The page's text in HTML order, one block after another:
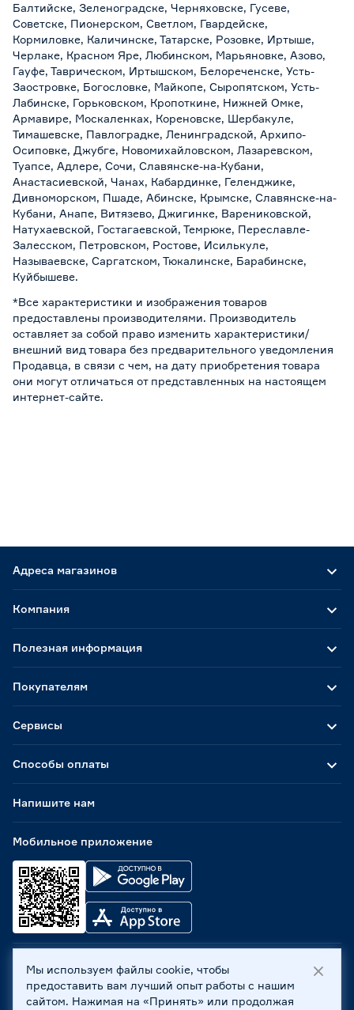
Балтийске, Зеленоградске, Черняховске, Гусеве,
Советске, Пионерском, Светлом, Гвардейске,
Кормиловке, Каличинске, Татарске, Розовке, Иртыше,
Черлаке, Красном Яре, Любинском, Марьяновке, Азово,
Гауфе, Таврическом, Иртышском, Белореченске, Усть-
Заостровке, Богословке, Майкопе, Сыропятском, Усть-
Лабинске, Горьковском, Кропоткине, Нижней Омке,
Армавире, Москаленках, Кореновске, Шербакуле,
Тимашевске, Павлоградке, Ленинградской, Архипо-
Осиповке, Джубге, Новомихайловском, Лазаревском,
Туапсе, Адлере, Сочи, Славянске-на-Кубани,
Анастасиевской, Чанах, Кабардинке, Геленджике,
Дивноморском, Пшаде, Абинске, Крымске, Славянске-на-
Кубани, Анапе, Витязево, Джигинке, Варениковской,
Натухаевской, Гостагаевской, Темрюке, Переславле-
Залесском, Петровском, Ростове, Исилькуле,
Называевске, Саргатском, Тюкалинске, Барабинске,
Куйбышеве.
*Все характеристики и изображения товаров
предоставлены производителями. Производитель
оставляет за собой право изменить характеристики/
внешний вид товара без предварительного уведомления
Продавца, в связи с чем, на дату приобретения товара
они могут отличаться от представленных на настоящем
интернет-сайте.
Адреса магазинов
Способы оплаты
Мобильное приложение
Компания
Полезная информация
Покупателям
Сервисы
Напишите нам
ООО «Бауцентр Рус» 2004 -2026, 236029, г. Калининград,
ул. А.Невского, 205. ИНН 7702596813, КПП 390601001 ©
Все права защищены
Мы используем файлы cookie, чтобы
предоставить вам лучший опыт работы с нашим
сайтом. Нажимая на «Принять» или продолжая